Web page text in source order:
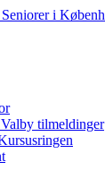
tilmeldinger